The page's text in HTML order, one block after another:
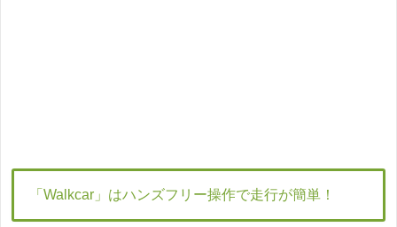
「Walkcar」はハンズフリー操作で走行が簡単！